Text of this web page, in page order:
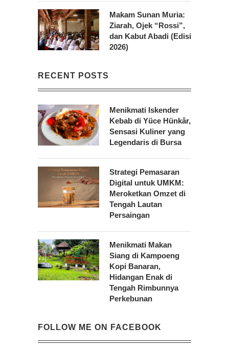
Makam Sunan Muria:
Ziarah, Ojek “Rossi”,
dan Kabut Abadi (Edisi
2026)
RECENT POSTS
Menikmati Iskender
Kebab di Yüce Hünkâr,
Sensasi Kuliner yang
Legendaris di Bursa
Strategi Pemasaran
Digital untuk UMKM:
Meroketkan Omzet di
Tengah Lautan
Persaingan
Menikmati Makan
Siang di Kampoeng
Kopi Banaran,
Hidangan Enak di
Tengah Rimbunnya
Perkebunan
FOLLOW ME ON FACEBOOK